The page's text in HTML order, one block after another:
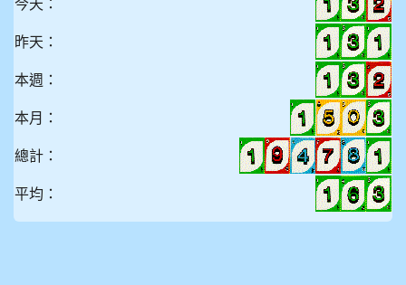
昨天：
本週：
本月：
總計：
平均：